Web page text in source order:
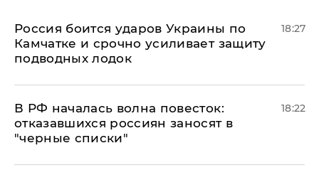
Россия боится ударов Украины по
Камчатке и срочно усиливает защиту
подводных лодок
18:27
​В РФ началась волна повесток:
отказавшихся россиян заносят в
"черные списки"
18:22